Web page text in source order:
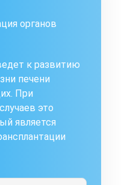
органов
к развитию
печени
При
это
является